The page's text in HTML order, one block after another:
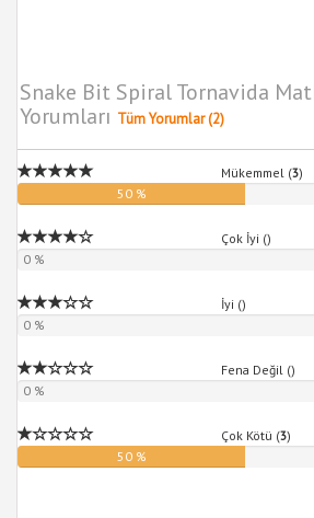
Snake Bit Spiral Tornavida
Yorumları Tüm Yorumlar (2)
Mükemmel (3)
50 %
Çok İyi ()
0 %
İyi ()
0 %
Fena Değil ()
0 %
Çok Kötü (3)
50 %